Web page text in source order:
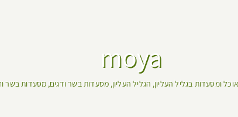
moya
אוכל ומסעדות בגליל העליון הגליל העליון מסעדות בשר ודגים מסעדות בשר